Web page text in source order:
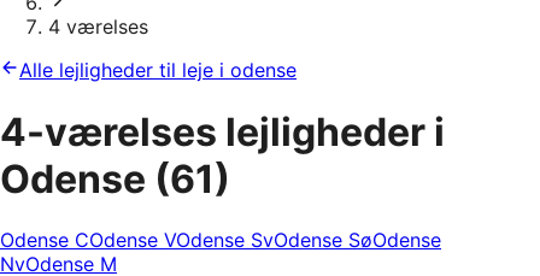
4 værelses
Alle lejligheder til leje i odense
4-værelses lejligheder i
Odense (61)
Odense COdense VOdense SvOdense SøOdense
NvOdense M